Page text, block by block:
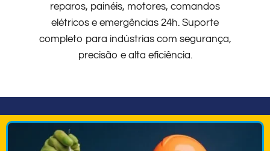
reparos, painéis, motores, comandos
elétricos e emergências 24h. Suporte
completo para indústrias com segurança,
precisão e alta eficiência.